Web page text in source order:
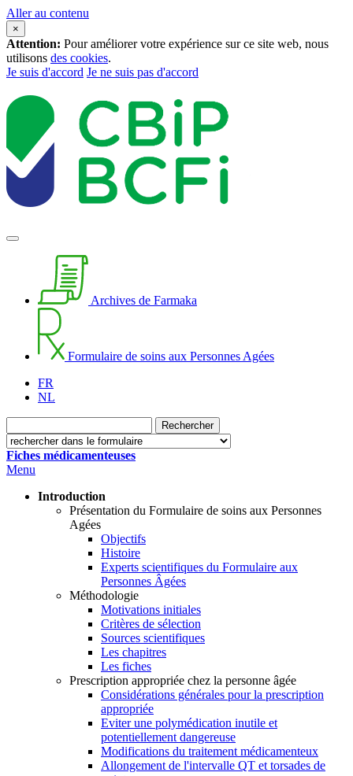
Aller au contenu
×
Attention: Pour améliorer votre expérience sur ce site web, nous
utilisons des cookies.
Je suis d'accord Je ne suis pas d'accord
Archives de Farmaka
Formulaire de soins aux Personnes Agées
FR
NL
Fiches médicamenteuses
Menu
Introduction
Présentation du Formulaire de soins aux Personnes
Agées
Objectifs
Histoire
Experts scientifiques du Formulaire aux
Personnes Âgées
Méthodologie
Motivations initiales
Critères de sélection
Sources scientifiques
Les chapitres
Les fiches
Prescription appropriée chez la personne âgée
Considérations générales pour la prescription
appropriée
Eviter une polymédication inutile et
potentiellement dangereuse
Modifications du traitement médicamenteux
Allongement de l'intervalle QT et torsades de